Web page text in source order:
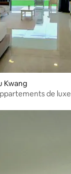
Kwang
de luxe